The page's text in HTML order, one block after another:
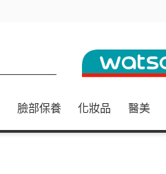
臉部保養 化妝品 醫美